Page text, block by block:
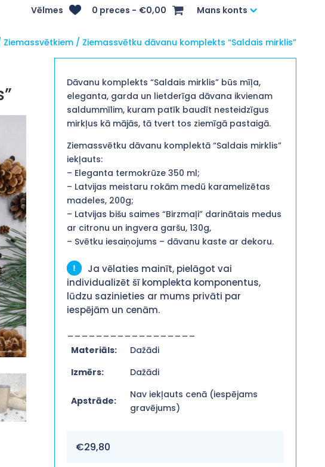
Vēlmes Mans konts
0 preces €0,00
Ziemassvētkiem / Ziemassvētku dāvanu komplekts “Saldais mirklis”
Dāvanu komplekts “Saldais mirklis” būs mīļa,
eleganta, garda un lietderīga dāvana ikvienam
saldummīlim, kuram patīk baudīt nesteidzīgus
mirkļus kā mājās, tā tvert tos ziemīgā pastaigā.
Ziemassvētku dāvanu komplektā “Saldais mirklis”
iekļauts:
– Eleganta termokrūze 350 ml;
– Latvijas meistaru rokām medū karamelizētas
madeles, 200g;
– Latvijas bišu saimes “Birzmaļi” darinātais medus
ar citronu un ingvera garšu, 130g,
– Svētku iesaiņojums – dāvanu kaste ar dekoru.
Ja vēlaties mainīt, pielāgot vai
individualizēt šī komplekta komponentus,
lūdzu sazinieties ar mums privāti par
iespējām un cenām.
Materiāls:
Dažādi
Izmērs:
Dažādi
Apstrāde:
Nav iekļauts cenā (iespējams
gravējums)
€29,80